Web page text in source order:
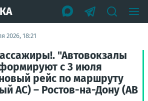
2026, 18:21
"Автовокзалы
с 3 июля
рейс по маршруту
АС) – Ростов-на-Дону (АВ